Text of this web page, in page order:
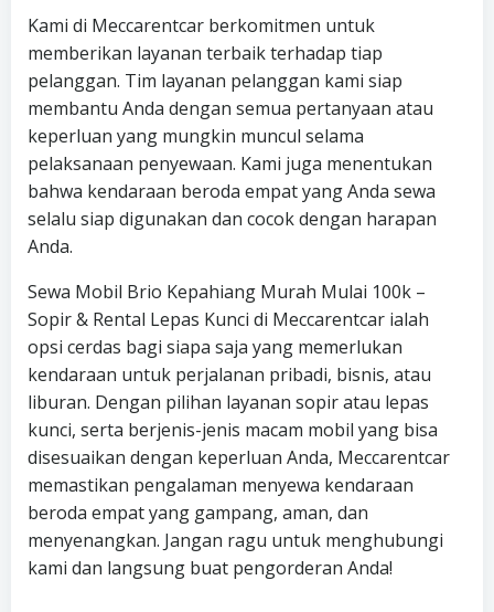
Kami di Meccarentcar berkomitmen untuk
memberikan layanan terbaik terhadap tiap
pelanggan. Tim layanan pelanggan kami siap
membantu Anda dengan semua pertanyaan atau
keperluan yang mungkin muncul selama
pelaksanaan penyewaan. Kami juga menentukan
bahwa kendaraan beroda empat yang Anda sewa
selalu siap digunakan dan cocok dengan harapan
Anda.
Sewa Mobil Brio Kepahiang Murah Mulai 100k –
Sopir & Rental Lepas Kunci di Meccarentcar ialah
opsi cerdas bagi siapa saja yang memerlukan
kendaraan untuk perjalanan pribadi, bisnis, atau
liburan. Dengan pilihan layanan sopir atau lepas
kunci, serta berjenis-jenis macam mobil yang bisa
disesuaikan dengan keperluan Anda, Meccarentcar
memastikan pengalaman menyewa kendaraan
beroda empat yang gampang, aman, dan
menyenangkan. Jangan ragu untuk menghubungi
kami dan langsung buat pengorderan Anda!